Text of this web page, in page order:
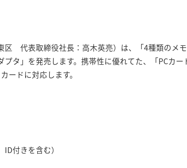
区 代表取締役社長：高木英亮）は、「4種類のメ
タ」を発売します。携帯性に優れてた、「PCカ
ードに対応します。
付きを含む）